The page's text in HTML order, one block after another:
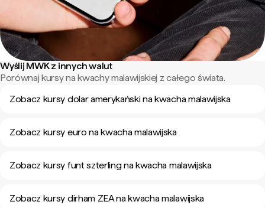
Wyślij MWK z innych walut
Porównaj kursy na kwachy malawijskiej z całego świata.
Zobacz kursy dolar amerykański na kwacha malawijska
Zobacz kursy euro na kwacha malawijska
Zobacz kursy funt szterling na kwacha malawijska
Zobacz kursy dirham ZEA na kwacha malawijska